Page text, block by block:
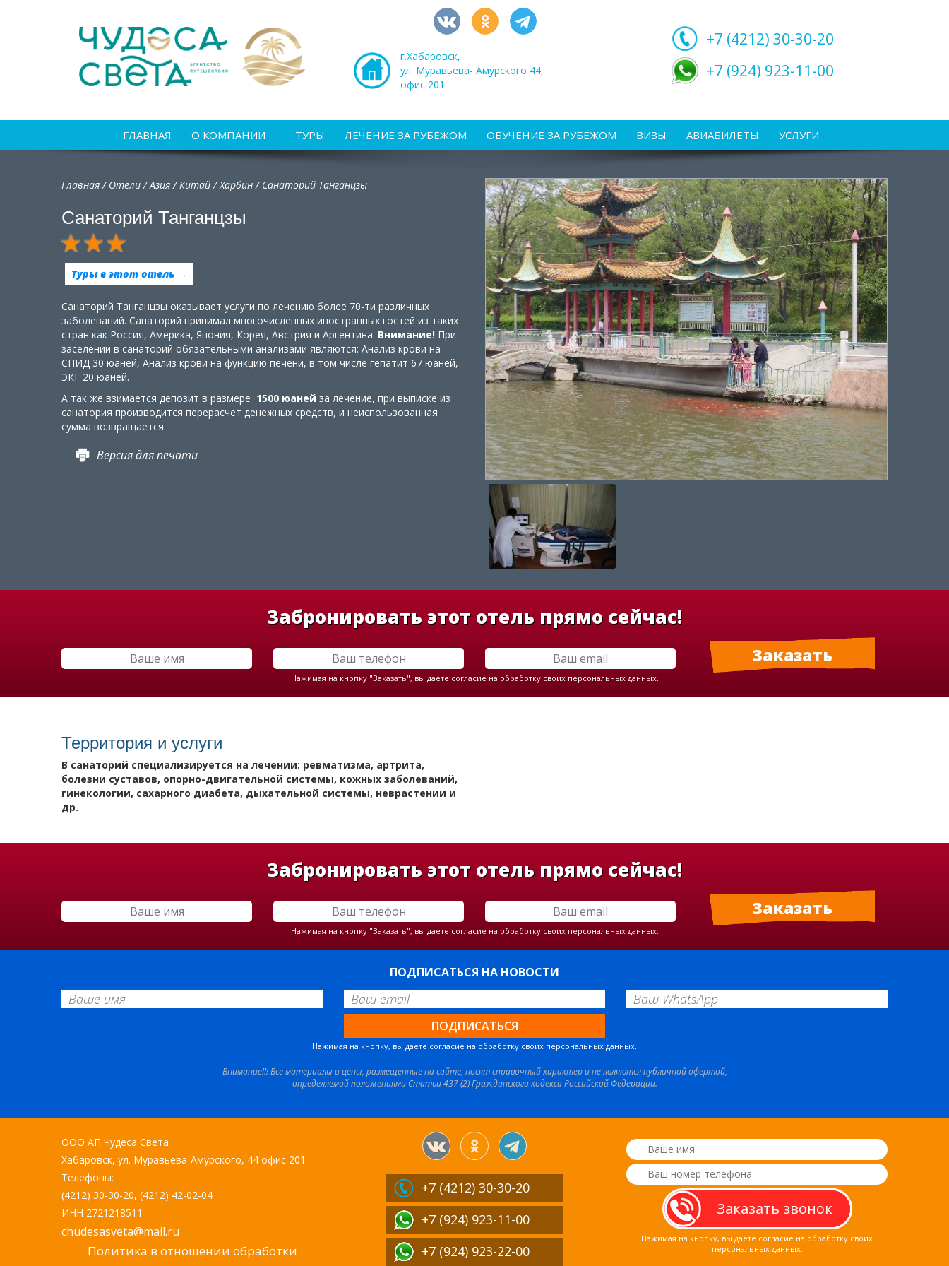
г.Хабаровск,
ул. Муравьева- Амурского 44,
офис 201
+7 (4212) 30-30-20
+7 (924) 923-11-00
ГЛАВНАЯ О КОМПАНИИ ТУРЫ ЛЕЧЕНИЕ ЗА РУБЕЖОМ ОБУЧЕНИЕ ЗА РУБЕЖОМ ВИЗЫ АВИАБИЛЕТЫ УСЛУГИ
Главная/ Отели/Азия/Китай/Харбин / Санаторий Танганцзы
Санаторий Танганцзы
Туры в этот отель →
Санаторий Танганцзы оказывает услуги по лечению более 70-ти различных
заболеваний. Санаторий принимал многочисленных иностранных гостей из таких
стран как Россия, Америка, Япония, Корея, Австрия и Аргентина. Внимание! При
заселении в санаторий обязательными анализами являются: Анализ крови на
СПИД 30 юаней, Анализ крови на функцию печени, в том числе гепатит 67 юаней,
ЭКГ 20 юаней.
А так же взимается депозит в размере 1500 юаней за лечение, при выписке из
санатория производится перерасчет денежных средств, и неиспользованная
сумма возвращается.
Версия для печати
Забронировать этот отель прямо сейчас!
Нажимая на кнопку "Заказать", вы даете согласие на обработку своих персональных данных.
Территория и услуги
В санаторий специализируется на лечении: ревматизма, артрита,
болезни суставов, опорно-двигательной системы, кожных заболеваний,
гинекологии, сахарного диабета, дыхательной системы, неврастении и
др.
Забронировать этот отель прямо сейчас!
Нажимая на кнопку "Заказать", вы даете согласие на обработку своих персональных данных.
ПОДПИСАТЬСЯ НА НОВОСТИ
Нажимая на кнопку, вы даете согласие на обработку своих персональных данных.
Внимание!!! Все материалы и цены, размещенные на сайте, носят справочный характер и не являются публичной офертой,
определяемой положениями Статьи 437 (2) Гражданского кодекса Российской Федерации.
ООО АП Чудеса Света
Хабаровск, ул. Муравьева-Амурского, 44 офис 201
Телефоны:
(4212) 30-30-20, (4212) 42-02-04
ИНН 2721218511
chudesasveta@mail.ru
Политика в отношении обработки
+7 (4212) 30-30-20
+7 (924) 923-11-00
+7 (924) 923-22-00
Нажимая на кнопку, вы даете согласие на обработку своих
персональных данных.